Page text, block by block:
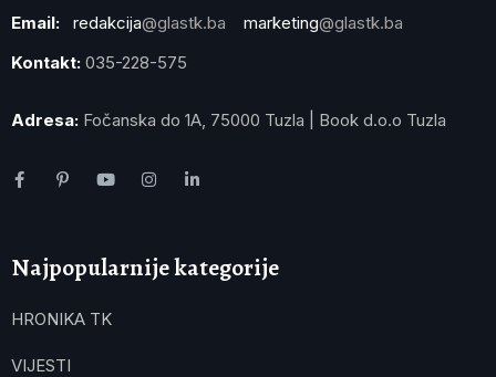
Email: redakcija@glastk.ba marketing@glastk.ba
Kontakt: 035-228-575
Adresa: Fočanska do 1A, 75000 Tuzla | Book d.o.o Tuzla
Najpopularnije kategorije
HRONIKA TK
VIJESTI